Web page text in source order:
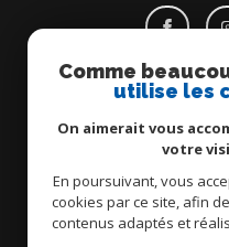
Adhérents
Comme
utilise les
On aimerait vous
votre
En poursuivant, vous
cookies par ce site, afin
contenus adaptés et